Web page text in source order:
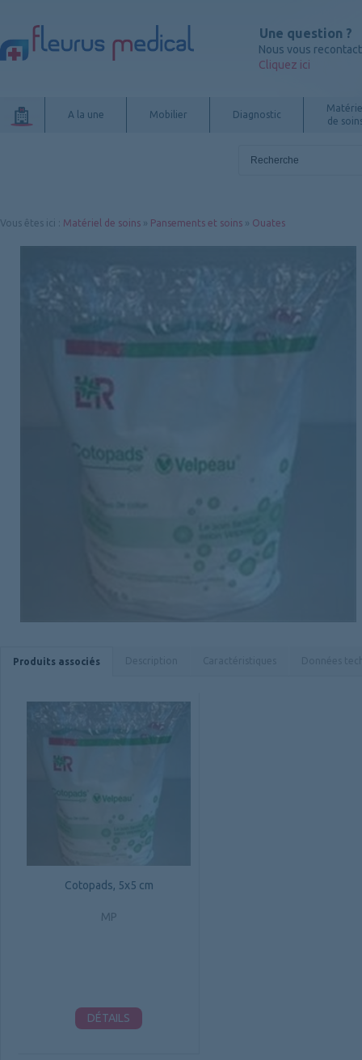
Une question ?
Nous vous
Cliquez ici
A la une Mobilier Diagnostic
de
Vous êtes ici Matériel de soins » Pansements et soins » Ouates
Produits associés
Cotopads, 5x5 cm
MP
DÉTAILS